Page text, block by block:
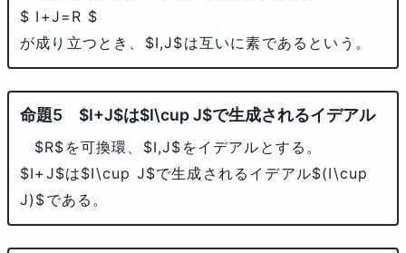
$ I+J=R $
が成り立つとき、 $I,J$は互いに素であるという。
$I+J$は$I\cup J$で生成されるイデアル
$R$ を可換環、 $I,J$ をイデアルとする。
$I+J$は$I\cup J$で生成されるイデアル$(I\cup
J)$である。